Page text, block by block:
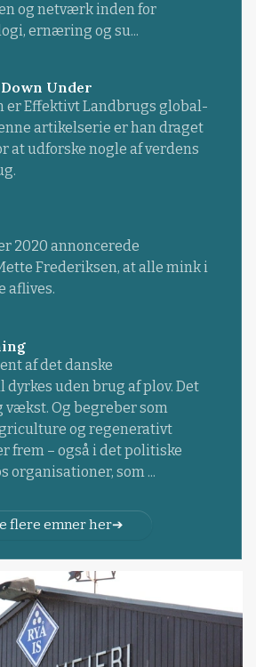
og netværk inden for
ernæring og su...
Under
er Effektivt Landbrugs global-
artikelserie er han draget
at udforske nogle af verdens
2020 annoncerede
Frederiksen, at alle mink i
aflives.
af det danske
uden brug af plov. Det
vækst. Og begreber som
og regenerativt
frem – også i det politiske
organisationer, som ...
flere emner her